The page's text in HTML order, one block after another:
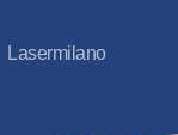
Lasermilano